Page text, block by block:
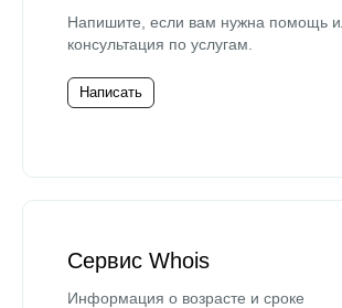
Напишите, если вам нужна помощь
консультация по услугам.
Написать
Сервис Whois
Информация о возрасте и сроке